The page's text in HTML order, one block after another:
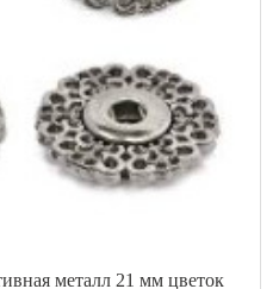
металл 21 мм цветок